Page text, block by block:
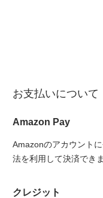
お支払いについて
Amazon Pay
Amazonのアカウント
法を利用して決済できま
クレジット